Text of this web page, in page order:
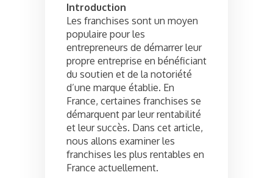
Introduction
Les franchises sont un moyen
populaire pour les
entrepreneurs de démarrer leur
propre entreprise en bénéficiant
du soutien et de la notoriété
d’une marque établie. En
France, certaines franchises se
démarquent par leur rentabilité
et leur succès. Dans cet article,
nous allons examiner les
franchises les plus rentables en
France actuellement.